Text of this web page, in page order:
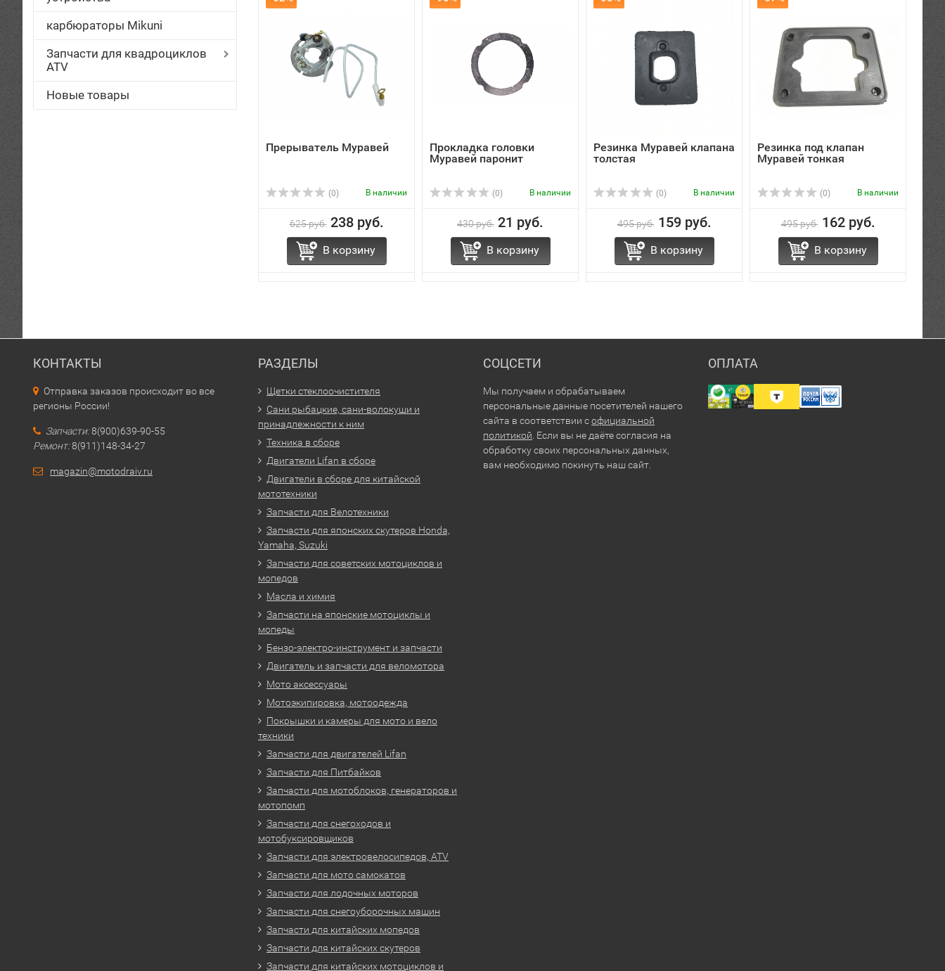
карбюраторы Mikuni
Запчасти для квадроциклов
ATV
Новые товары
Прерыватель Муравей
(0) В наличии
625 руб. 238 руб.
В корзину
Прокладка головки
Муравей паронит
(0) В наличии
430 руб. 21 руб.
В корзину
Резинка Муравей клапана
толстая
(0) В наличии
495 руб. 159 руб.
В корзину
Резинка под клапан
Муравей тонкая
(0) В наличии
495 руб. 162 руб.
В корзину
КОНТАКТЫ
Отправка заказов происходит во все
регионы России!
Запчасти:8(900)639-90-55
Ремонт:8(911)148-34-27
magazin@motodraiv.ru
РАЗДЕЛЫ
Щетки стеклоочистителя
Сани рыбацкие, сани-волокуши и
принадлежности к ним
Техника в сборе
Двигатели Lifan в сборе
Двигатели в сборе для китайской
мототехники
Запчасти для Велотехники
Запчасти для японских скутеров Honda,
Yamaha, Suzuki
Запчасти для советских мотоциклов и
мопедов
Масла и химия
Запчасти на японские мотоциклы и
мопеды
Бензо-электро-инструмент и запчасти
Двигатель и запчасти для веломотора
Мото аксессуары
Мотоэкипировка, мотоодежда
Покрышки и камеры для мото и вело
техники
Запчасти для двигателей Lifan
Запчасти для Питбайков
Запчасти для мотоблоков, генераторов и
мотопомп
Запчасти для снегоходов и
мотобуксировщиков
Запчасти для электровелосипедов, ATV
Запчасти для мото самокатов
Запчасти для лодочных моторов
Запчасти для снегоуборочных машин
Запчасти для китайских мопедов
Запчасти для китайских скутеров
Запчасти для китайских мотоциклов и
СОЦСЕТИ
Мы получаем и обрабатываем
персональные данные посетителей нашего
сайта в соответствии софициальной
политикой . Если вы не даёте согласия на
обработку своих персональных данных,
вам необходимо покинуть наш сайт.
ОПЛАТА